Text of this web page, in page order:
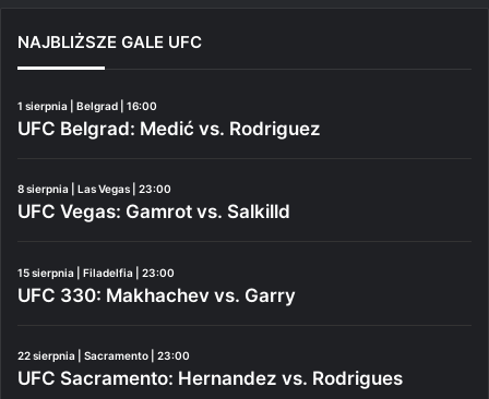
NAJBLIŻSZE GALE UFC
1 sierpnia | Belgrad | 16:00
UFC Belgrad: Medić vs. Rodriguez
8 sierpnia | Las Vegas | 23:00
UFC Vegas: Gamrot vs. Salkilld
15 sierpnia | Filadelfia | 23:00
UFC 330: Makhachev vs. Garry
22 sierpnia | Sacramento | 23:00
UFC Sacramento: Hernandez vs. Rodrigues